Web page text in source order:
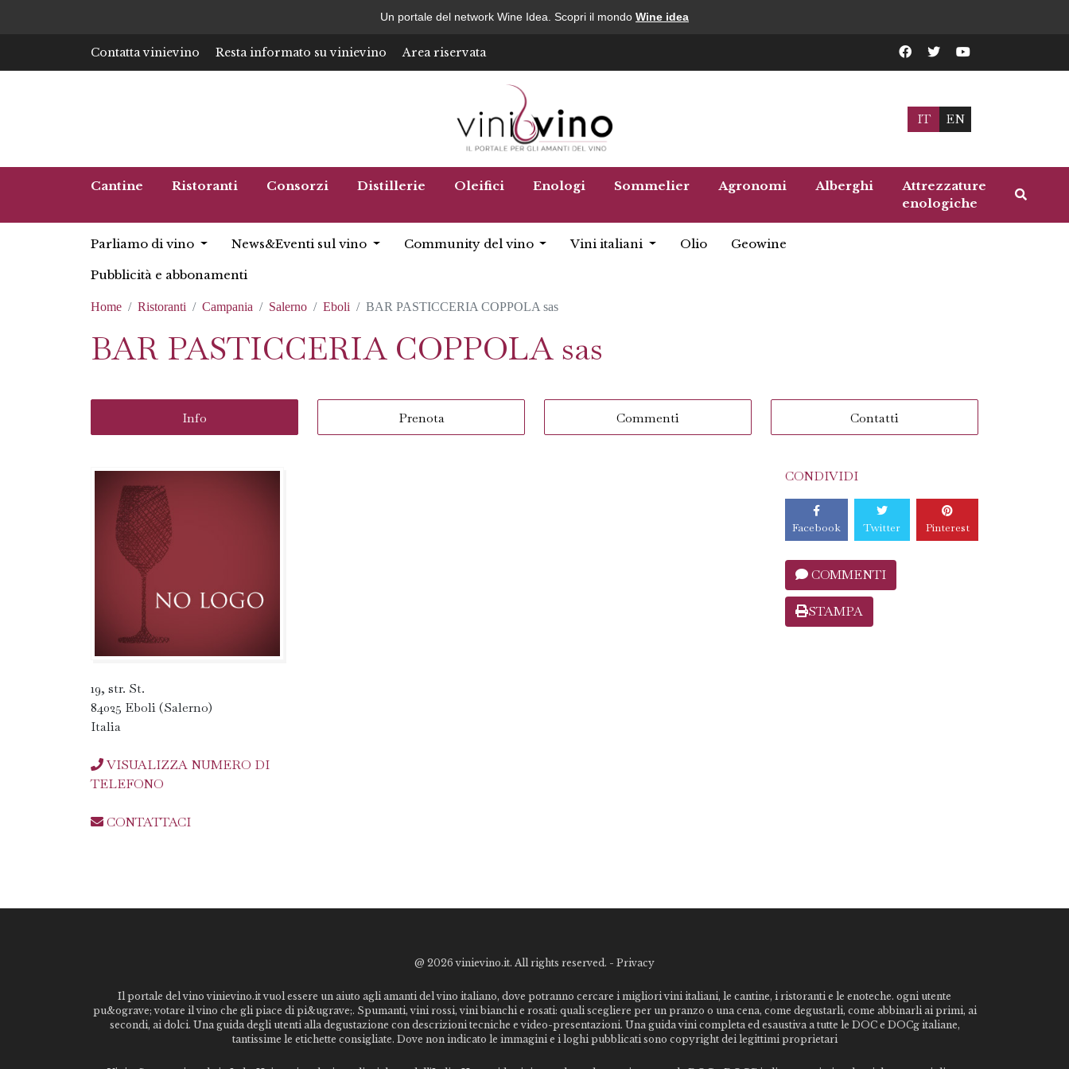
Un portale del network Wine Idea. Scopri il mondo Wine idea
Contatta vinievino Resta informato su vinievino Area riservata
IT EN
Cantine Ristoranti Consorzi Distillerie Oleifici Enologi Sommelier Agronomi Alberghi
Attrezzature
enologiche
Parliamo di vino News&Eventi sul vino Community del vino Vini italiani Olio Geowine
Pubblicità e abbonamenti
Home Ristoranti Campania Salerno Eboli BAR PASTICCERIA COPPOLA sas
BAR PASTICCERIA COPPOLA sas
Info Prenota Commenti Contatti
19, str. St.
84025 Eboli (Salerno)
Italia
VISUALIZZA NUMERO DI
TELEFONO
CONTATTACI
CONDIVIDI
Facebook Twitter Pinterest
COMMENTI
STAMPA
@ 2026 vinievino.it. All rights reserved. - Privacy
Il portale del vino vinievino.it vuol essere un aiuto agli amanti del vino italiano, dove potranno cercare i migliori vini italiani, le cantine, i ristoranti e le enoteche. ogni utente
pu&ograve; votare il vino che gli piace di pi&ugrave;. Spumanti, vini rossi, vini bianchi e rosati: quali scegliere per un pranzo o una cena, come degustarli, come abbinarli ai primi, ai
secondi, ai dolci. Una guida degli utenti alla degustazione con descrizioni tecniche e video-presentazioni. Una guida vini completa ed esaustiva a tutte le DOC e DOCg italiane,
tantissime le etichette consigliate. Dove non indicato le immagini e i loghi pubblicati sono copyright dei legittimi proprietari